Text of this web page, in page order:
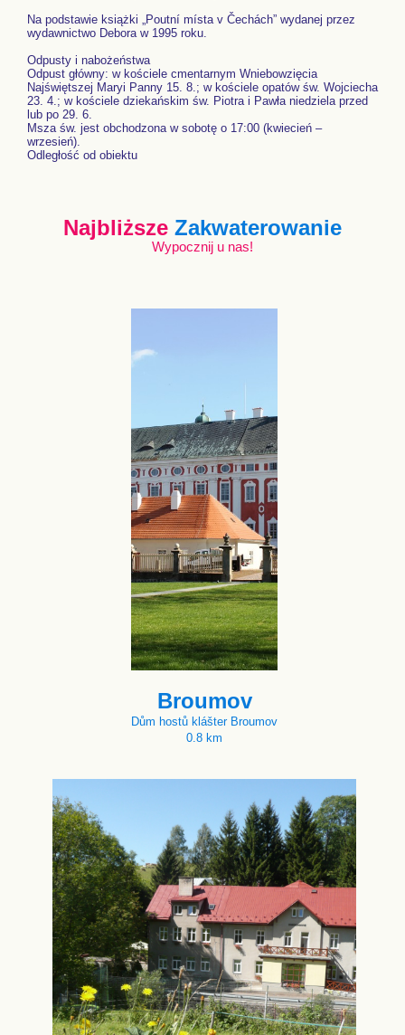
Na podstawie książki „Poutní místa v Čechách” wydanej przez
wydawnictwo Debora w 1995 roku.
Odpusty i nabożeństwa
Odpust główny: w kościele cmentarnym Wniebowzięcia
Najświętszej Maryi Panny 15. 8.; w kościele opatów św. Wojciecha
23. 4.; w kościele dziekańskim św. Piotra i Pawła niedziela przed
lub po 29. 6.
Msza św. jest obchodzona w sobotę o 17:00 (kwiecień –
wrzesień).
Odległość od obiektu
Najbliższe Zakwaterowanie
Wypocznij u nas!
Broumov
Dům hostů klášter Broumov
0.8 km